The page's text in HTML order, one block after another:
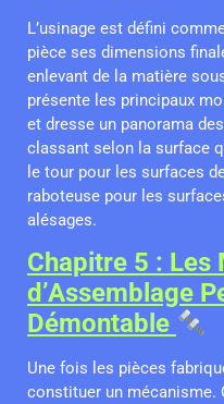
L’usinage est défini
pièce ses dimensions
enlevant de la matière
présente les principaux
et dresse un panorama
classant selon la surface
le tour pour les surfaces
raboteuse pour les
alésages.
Chapitre 5 : Les
d’Assemblage
Démontable
Une fois les pièces
constituer un mécanisme.